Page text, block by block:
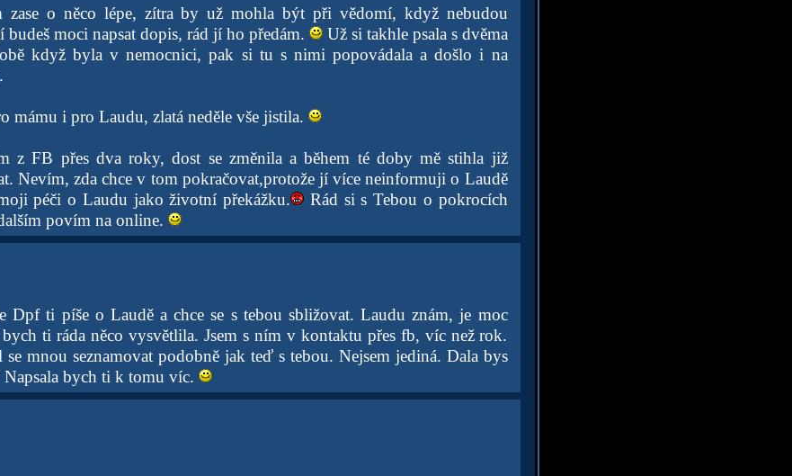
zase o něco lépe, zítra by už mohla být při vědomí, když nebudou
moci napsat dopis, rád jí ho předám.
Už si takhle psala s dvěma
když byla v nemocnici, pak si tu s nimi popovádala a došlo i na
mámu i pro Laudu, zlatá neděle vše jistila.
z FB přes dva roky, dost se změnila a během té doby mě stihla již
Nevím, zda chce v tom pokračovat,protože jí více neinformuji o Laudě
péči o Laudu jako životní překážku.
Rád si s Tebou o pokrocích
povím na online.
Dpf ti píše o Laudě a chce se s tebou sbližovat. Laudu znám, je moc
ti ráda něco vysvětlila. Jsem s ním v kontaktu přes fb, víc než rok.
se mnou seznamovat podobně jak teď s tebou. Nejsem jediná. Dala bys
Napsala bych ti k tomu víc.